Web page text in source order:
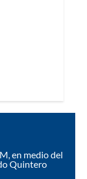
en medio del
Quintero